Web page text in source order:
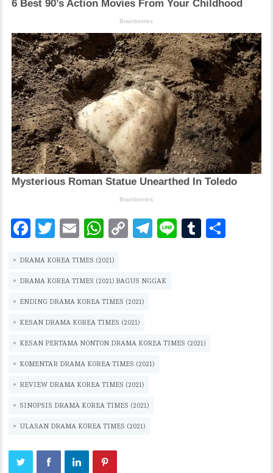
F
eb
oo
k
T
it
te
r
E
ai
l
W
at
s
A
p
p
C
y
Li
n
k
T
ra
Li
T
DRAMA KOREA TIMES (2021)
DRAMA KOREA TIMES (2021) BAGUS NGGAK
ENDING DRAMA KOREA TIMES (2021)
KESAN DRAMA KOREA TIMES (2021)
KESAN PERTAMA NONTON DRAMA KOREA TIMES (2021)
KOMENTAR DRAMA KOREA TIMES (2021)
REVIEW DRAMA KOREA TIMES (2021)
SINOPSIS DRAMA KOREA TIMES (2021)
ULASAN DRAMA KOREA TIMES (2021)